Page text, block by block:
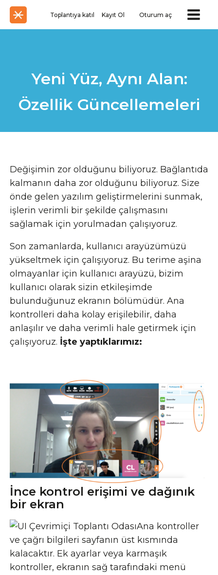
Toplantıya katıl Kayıt Ol Oturum aç
Yeni Yüz, Aynı Alan:
Özellik Güncellemeleri
Değişimin zor olduğunu biliyoruz. Bağlantıda
kalmanın daha zor olduğunu biliyoruz. Size
önde gelen yazılım geliştirmelerini sunmak,
işlerin verimli bir şekilde çalışmasını
sağlamak için yorulmadan çalışıyoruz.
Son zamanlarda, kullanıcı arayüzümüzü
yükseltmek için çalışıyoruz. Bu terime aşina
olmayanlar için kullanıcı arayüzü, bizim
kullanıcı olarak sizin etkileşimde
bulunduğunuz ekranın bölümüdür. Ana
kontrolleri daha kolay erişilebilir, daha
anlaşılır ve daha verimli hale getirmek için
çalışıyoruz. İşte yaptıklarımız:
İnce kontrol erişimi ve dağınık
bir ekran
Ana kontroller
ve çağrı bilgileri sayfanın üst kısmında
kalacaktır. Ek ayarlar veya karmaşık
kontroller, ekranın sağ tarafındaki menü